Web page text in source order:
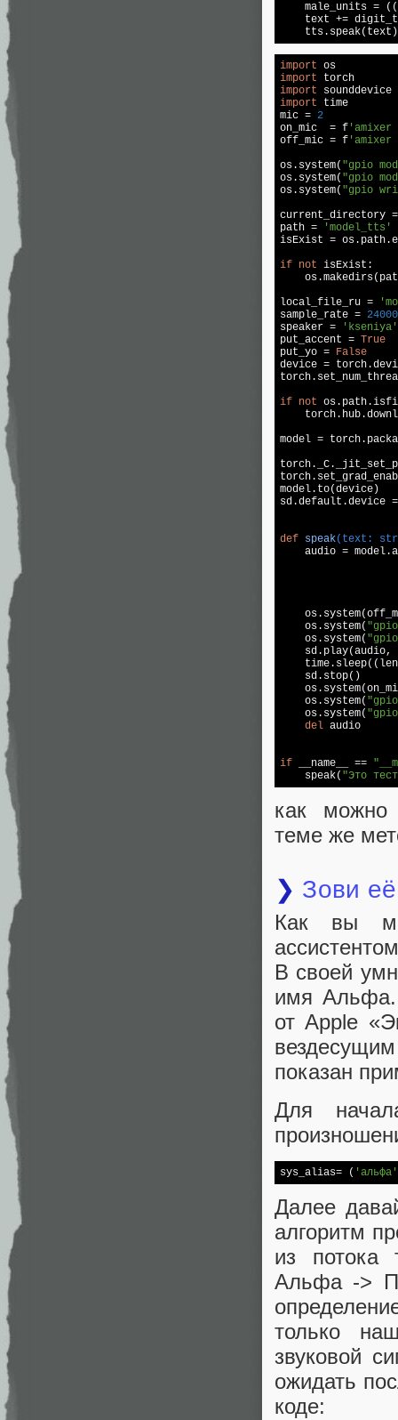
    male_units = ((
text +=
    tts.speak(text)
import
import
import sounddevice
import time
mic = 2
on_mic  = f
off_mic = f
os.system( "gpio
os.system( "gpio
os.system( "gpio
current_directory
path =
'model_tts'
isExist =
if not isExist:
local_file_ru =
sample_rate = 24000
speaker =
'kseniya'
put_accent = True
put_yo = False
device =
if not
model =
model.to(device)
sd.default.device
def speak(text:
audio =
    os.system(
    os.system(
sd.play(audio,
    sd.stop()
    os.system(
    os.system(
del
if __name__ ==
    speak(
"Это
как можно
теме же
❯ Зови
Как вы
В своей
имя Альфа.
от Apple
показан
Для
sys_alias= ( 'альфа'
Далее
алгоритм
из потока
Альфа ->
только
звуковой
ожидать
коде: